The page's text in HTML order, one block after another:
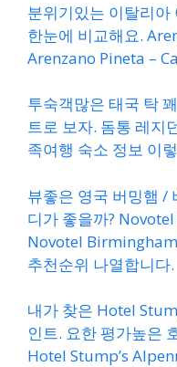
분위기있는 이탈리아
한눈에 비교해요.
Arenzano Pineta –
투숙객많은 태국 탁
트로 보자. 돔통 레지
족여행 숙소 정보 이
뷰좋은 영국 버밍햄 /
디가 좋을까?
Novotel
추천순위 나열합니다.
내가 찾은 Hotel
인트. 요한 평가높은
Hotel Stump’s